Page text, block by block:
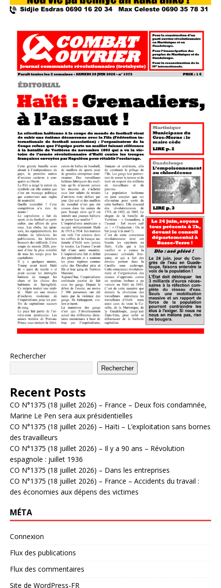
Rechercher
Rechercher
Recent Posts
CO N°1375 (18 juillet 2026) – France – Deux fois condamnée,
Marine Le Pen sera aux présidentielles
CO N°1375 (18 juillet 2026) – Haïti – L’exploitation sans bornes
des travailleurs
CO N°1375 (18 juillet 2026) – Il y a 90 ans – Révolution
espagnole : juillet 1936
CO N°1375 (18 juillet 2026) – Dans les entreprises
CO N°1375 (18 juillet 2026) – France – Accidents du travail :
des économies aux dépens des victimes
MÉTA
Connexion
Flux des publications
Flux des commentaires
Site de WordPress-FR